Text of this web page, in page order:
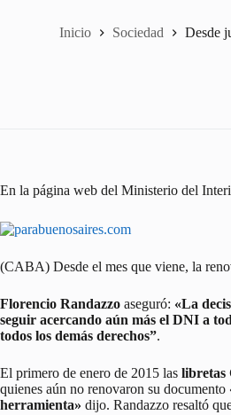
Inicio Sociedad Desde
En la página web del Ministerio del
(CABA) Desde el mes que viene, la
Florencio Randazzo aseguró: «La
seguir acercando aún más el DNI a
todos los demás derechos”.
El primero de enero de 2015 las libretas
quienes aún no renovaron su documento
herramienta» dijo. Randazzo resaltó